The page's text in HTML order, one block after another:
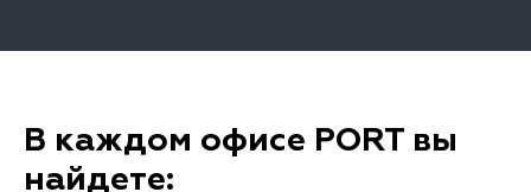
В каждом офисе PORT вы
найдете: